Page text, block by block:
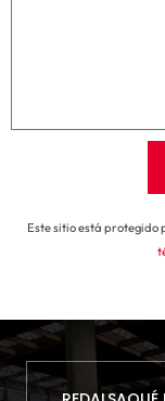
Este sitio está protegido